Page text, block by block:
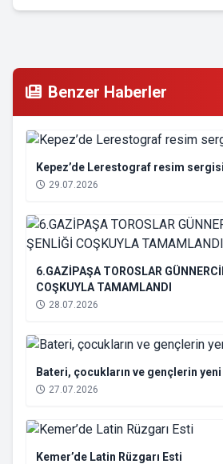
Benzer Haberler
Kepez’de Lerestograf resim sergisi
29.07.2026
6.GAZİPAŞA TOROSLAR
COŞKUYLA TAMAMLANDI
28.07.2026
Bateri, çocukların ve gençlerin
27.07.2026
Kemer’de Latin Rüzgarı Esti